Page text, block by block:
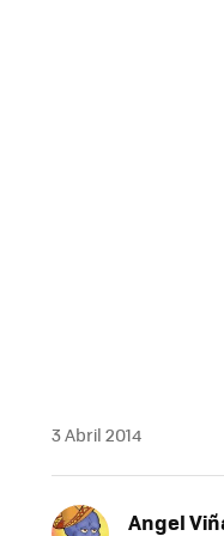
3 Abril 2014
Angel